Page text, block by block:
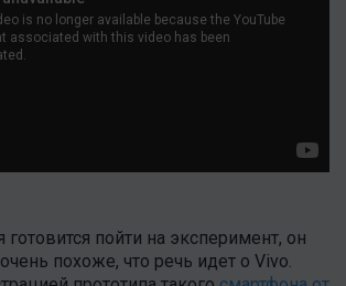
готовится пойти на эксперимент, он
похоже, что речь идет о Vivo.